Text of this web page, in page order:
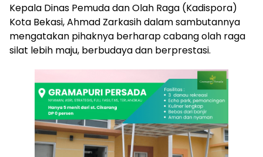
Kepala Dinas Pemuda dan Olah Raga (Kadispora)
Kota Bekasi, Ahmad Zarkasih dalam sambutannya
mengatakan pihaknya berharap cabang olah raga
silat lebih maju, berbudaya dan berprestasi.